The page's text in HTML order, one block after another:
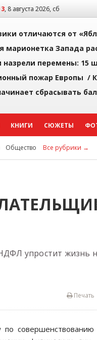
, 8 августа 2026, сб
отличаются от
марионетка Запада
назрели перемены: 15
пожар Европы /
сбрасывать
КНИГИ СЮЖЕТЫ
Общество Все рубрики →
упростит жизнь
Печать
совершенствованию